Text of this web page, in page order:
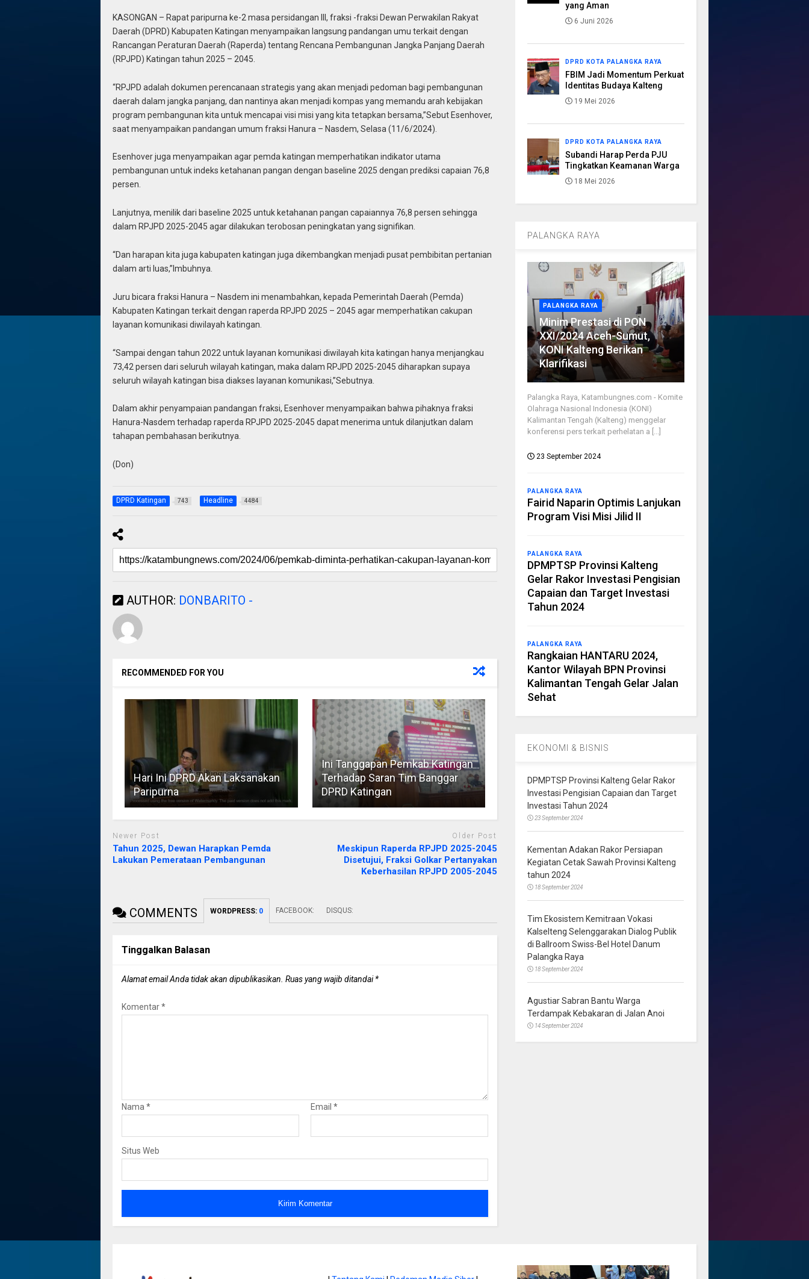
KASONGAN – Rapat paripurna ke-2 masa persidangan III, fraksi -fraksi Dewan Perwakilan Rakyat
Daerah (DPRD) Kabupaten Katingan menyampaikan langsung pandangan umu terkait dengan
Rancangan Peraturan Daerah (Raperda) tentang Rencana Pembangunan Jangka Panjang Daerah
(RPJPD) Katingan tahun 2025 – 2045.
“RPJPD adalah dokumen perencanaan strategis yang akan menjadi pedoman bagi pembangunan
daerah dalam jangka panjang, dan nantinya akan menjadi kompas yang memandu arah kebijakan
program pembangunan kita untuk mencapai visi misi yang kita tetapkan bersama,”Sebut Esenhover,
saat menyampaikan pandangan umum fraksi Hanura – Nasdem, Selasa (11/6/2024).
Esenhover juga menyampaikan agar pemda katingan memperhatikan indikator utama
pembangunan untuk indeks ketahanan pangan dengan baseline 2025 dengan prediksi capaian 76,8
persen.
Lanjutnya, menilik dari baseline 2025 untuk ketahanan pangan capaiannya 76,8 persen sehingga
dalam RPJPD 2025-2045 agar dilakukan terobosan peningkatan yang signifikan.
“Dan harapan kita juga kabupaten katingan juga dikembangkan menjadi pusat pembibitan pertanian
dalam arti luas,”Imbuhnya.
Juru bicara fraksi Hanura – Nasdem ini menambahkan, kepada Pemerintah Daerah (Pemda)
Kabupaten Katingan terkait dengan raperda RPJPD 2025 – 2045 agar memperhatikan cakupan
layanan komunikasi diwilayah katingan.
“Sampai dengan tahun 2022 untuk layanan komunikasi diwilayah kita katingan hanya menjangkau
73,42 persen dari seluruh wilayah katingan, maka dalam RPJPD 2025-2045 diharapkan supaya
seluruh wilayah katingan bisa diakses layanan komunikasi,”Sebutnya.
Dalam akhir penyampaian pandangan fraksi, Esenhover menyampaikan bahwa pihaknya fraksi
Hanura-Nasdem terhadap raperda RPJPD 2025-2045 dapat menerima untuk dilanjutkan dalam
tahapan pembahasan berikutnya.
(Don)
DPRD Katingan 743 Headline 4484
AUTHOR: DONBARITO -
RECOMMENDED FOR YOU
Hari Ini DPRD Akan Laksanakan
Paripurna
Ini Tanggapan Pemkab Katingan
Terhadap Saran Tim Banggar
DPRD Katingan
Newer Post
Tahun 2025, Dewan Harapkan Pemda
Lakukan Pemerataan Pembangunan
Older Post
Meskipun Raperda RPJPD 2025-2045
Disetujui, Fraksi Golkar Pertanyakan
Keberhasilan RPJPD 2005-2045
COMMENTS WORDPRESS: 0 FACEBOOK: DISQUS:
Tinggalkan Balasan
Alamat email Anda tidak akan dipublikasikan. Ruas yang wajib ditandai*
Komentar*
Nama * Email *
Situs Web
yang Aman
6 Juni 2026
DPRD KOTA PALANGKA RAYA
FBIM Jadi Momentum Perkuat
Identitas Budaya Kalteng
19 Mei 2026
DPRD KOTA PALANGKA RAYA
Subandi Harap Perda PJU
Tingkatkan Keamanan Warga
18 Mei 2026
PALANGKA RAYA
PALANGKA RAYA
Minim Prestasi di PON
XXI/2024 Aceh-Sumut,
KONI Kalteng Berikan
Klarifikasi
Palangka Raya, Katambungnes.com - Komite
Olahraga Nasional Indonesia (KONI)
Kalimantan Tengah (Kalteng) menggelar
konferensi pers terkait perhelatan a [...]
23 September 2024
PALANGKA RAYA
Fairid Naparin Optimis Lanjukan
Program Visi Misi Jilid II
PALANGKA RAYA
DPMPTSP Provinsi Kalteng
Gelar Rakor Investasi Pengisian
Capaian dan Target Investasi
Tahun 2024
PALANGKA RAYA
Rangkaian HANTARU 2024,
Kantor Wilayah BPN Provinsi
Kalimantan Tengah Gelar Jalan
Sehat
EKONOMI & BISNIS
DPMPTSP Provinsi Kalteng Gelar Rakor
Investasi Pengisian Capaian dan Target
Investasi Tahun 2024
23 September 2024
Kementan Adakan Rakor Persiapan
Kegiatan Cetak Sawah Provinsi Kalteng
tahun 2024
18 September 2024
Tim Ekosistem Kemitraan Vokasi
Kalselteng Selenggarakan Dialog Publik
di Ballroom Swiss-Bel Hotel Danum
Palangka Raya
18 September 2024
Agustiar Sabran Bantu Warga
Terdampak Kebakaran di Jalan Anoi
14 September 2024